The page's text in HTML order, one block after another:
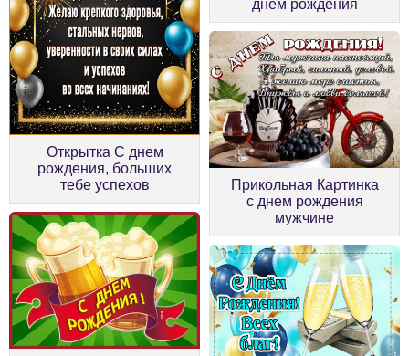
днем рождения
Открытка С днем
рождения, больших
тебе успехов
Прикольная Картинка
с днем рождения
мужчине